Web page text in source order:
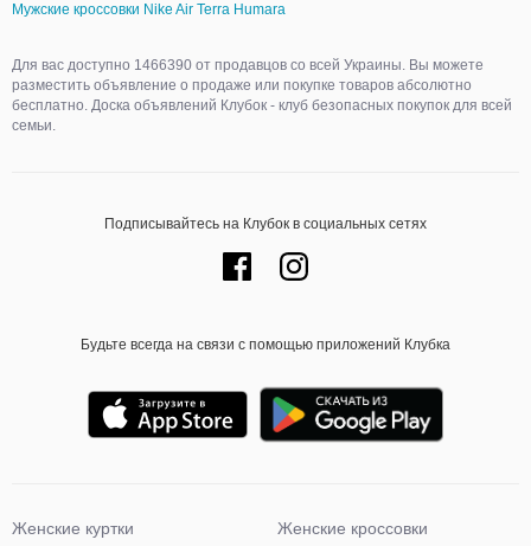
Мужские кроссовки Nike Air Terra Humara
Для вас доступно 1466390 от продавцов со всей Украины. Вы можете
разместить объявление о продаже или покупке товаров абсолютно
бесплатно. Доска объявлений Клубок - клуб безопасных покупок для всей
семьи.
Подписывайтесь на Клубок в социальных сетях
Будьте всегда на связи с помощью приложений Клубка
Женские куртки
Женские кроссовки